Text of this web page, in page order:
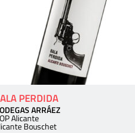
PERDIDA
ARRÁEZ
Alicante
Bouschet